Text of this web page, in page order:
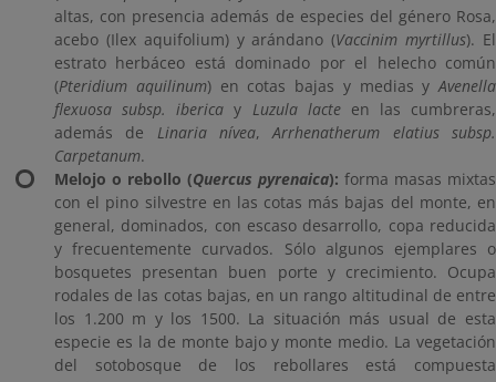
altas, con presencia además de especies del género Rosa,
acebo (Ilex aquifolium) y arándano (Vaccinim myrtillus). El
estrato herbáceo está dominado por el helecho común
(Pteridium aquilinum) en cotas bajas y medias y Avenella
flexuosa subsp. iberica y Luzula lacteen las cumbreras,
además de Linaria nívea,Arrhenatherum elatius subsp.
Carpetanum.
Melojo o rebollo (Quercus pyrenaica): forma masas mixtas
con el pino silvestre en las cotas más bajas del monte, en
general, dominados, con escaso desarrollo, copa reducida
y frecuentemente curvados. Sólo algunos ejemplares o
bosquetes presentan buen porte y crecimiento. Ocupa
rodales de las cotas bajas, en un rango altitudinal de entre
los 1.200 m y los 1500. La situación más usual de esta
especie es la de monte bajo y monte medio. La vegetación
del sotobosque de los rebollares está compuesta